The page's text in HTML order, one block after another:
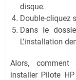
disque.
Double-cliquez
Dans le
L'installation
Alors, comment
installer Pilote